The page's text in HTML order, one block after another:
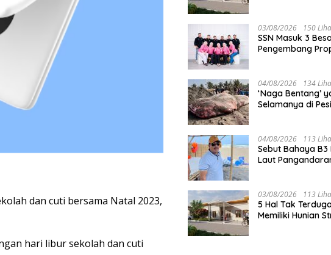
dan cuti bersama Natal 2023,
hari libur sekolah dan cuti
03/08/2026 150
SSN Masuk 3
Pengembang
04/08/2026 134
‘Naga Bentang’
Selamanya di
04/08/2026 113
Sebut Bahaya B3
Laut
03/08/2026 113
5 Hal Tak
Memiliki Hunian